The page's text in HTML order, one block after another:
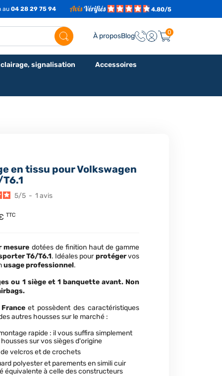
au 04 28 29 75 94 4.80/5
À proposBlog 0
signalisation Accessoires
en tissu pour Volkswagen
5/5 - 1 avis
TTC
mesure dotées de finition haut de gamme
T6/T6.1. Idéales pourprotégervos
usage professionnel.
ou 1 siège et 1 banquette avant. Non
et possèdent des caractéristiques
autres housses sur le marché :
rapide : il vous suffira simplement
sur vos sièges d'origine
velcros et de crochets
polyester et parements en simili cuir
équivalente à celle des constructeurs